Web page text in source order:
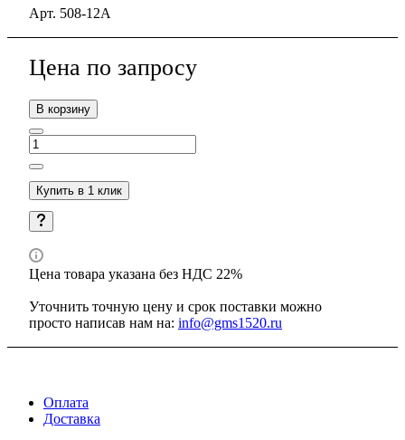
Арт. 508-12А
Цена по запросу
В корзину
Купить в 1 клик
Цена товара указана без НДС 22%
Уточнить точную цену и срок поставки можно
просто написав нам на: info@gms1520.ru
Оплата
Доставка